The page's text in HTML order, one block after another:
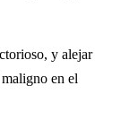
y alejar
en el